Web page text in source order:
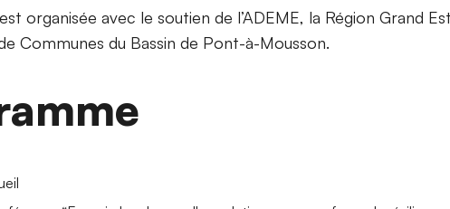
organisée avec le soutien de l’ADEME, la Région Grand
Communes du Bassin de Pont-à-Mousson.